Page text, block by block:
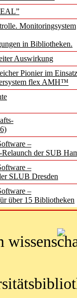
Monitoringsystem
in Bibliotheken.
Auswirkung
Pionier im
flex AMH™
–
der SUB
–
SLUB Dresden
–
über 15 Bibliotheken
von
Welt
bis
in der
Media